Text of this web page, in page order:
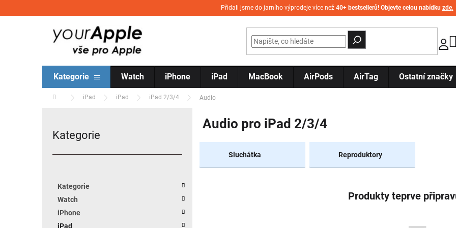
Přidali jsme do jarního výprodeje více než 40+ bestsellerů! Objevte celou nabídku zde.
Kategorie Watch iPhone iPad MacBook AirPods AirTag Ostatní značky
Domů iPad iPad iPad 2/3/4 Audio
Přeskočit kategorie
Kategorie
Kategorie
Watch
iPhone
iPad
Audio pro iPad 2/3/4
Sluchátka Reproduktory
Produkty teprve